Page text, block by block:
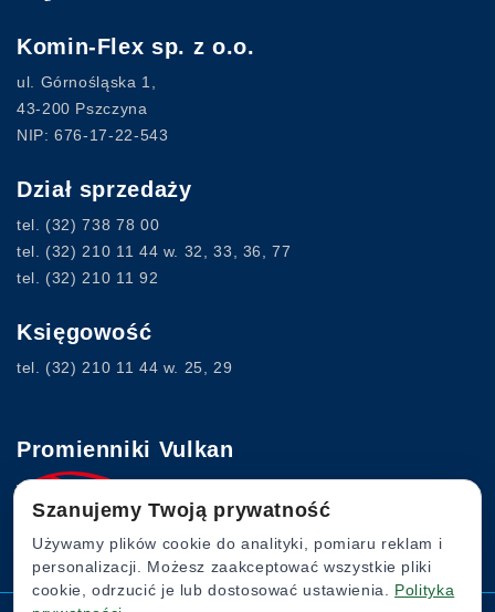
Komin-Flex sp. z o.o.
ul. Górnośląska 1,
43-200 Pszczyna
NIP: 676-17-22-543
Dział sprzedaży
tel. (32) 738 78 00
tel. (32) 210 11 44 w. 32, 33, 36, 77
tel. (32) 210 11 92
Księgowość
tel. (32) 210 11 44 w. 25, 29
Promienniki Vulkan
www.vulkan.com.pl
Szanujemy Twoją prywatność
Używamy plików cookie do analityki, pomiaru reklam i
personalizacji. Możesz zaakceptować wszystkie pliki
cookie, odrzucić je lub dostosować ustawienia. Polityka